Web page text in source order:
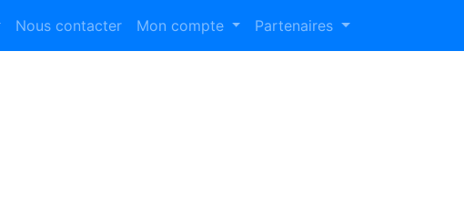
Nous contacter Mon compte Partenaires